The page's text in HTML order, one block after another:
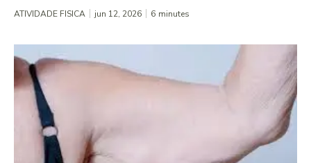
ATIVIDADE FISICA jun 12, 2026 6 minutes